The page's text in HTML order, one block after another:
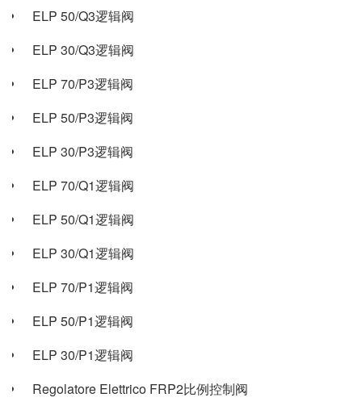
ELP 50/Q3逻辑阀
ELP 30/Q3逻辑阀
ELP 70/P3逻辑阀
ELP 50/P3逻辑阀
ELP 30/P3逻辑阀
ELP 70/Q1逻辑阀
ELP 50/Q1逻辑阀
ELP 30/Q1逻辑阀
ELP 70/P1逻辑阀
ELP 50/P1逻辑阀
ELP 30/P1逻辑阀
Regolatore Elettrico FRP2比例控制阀